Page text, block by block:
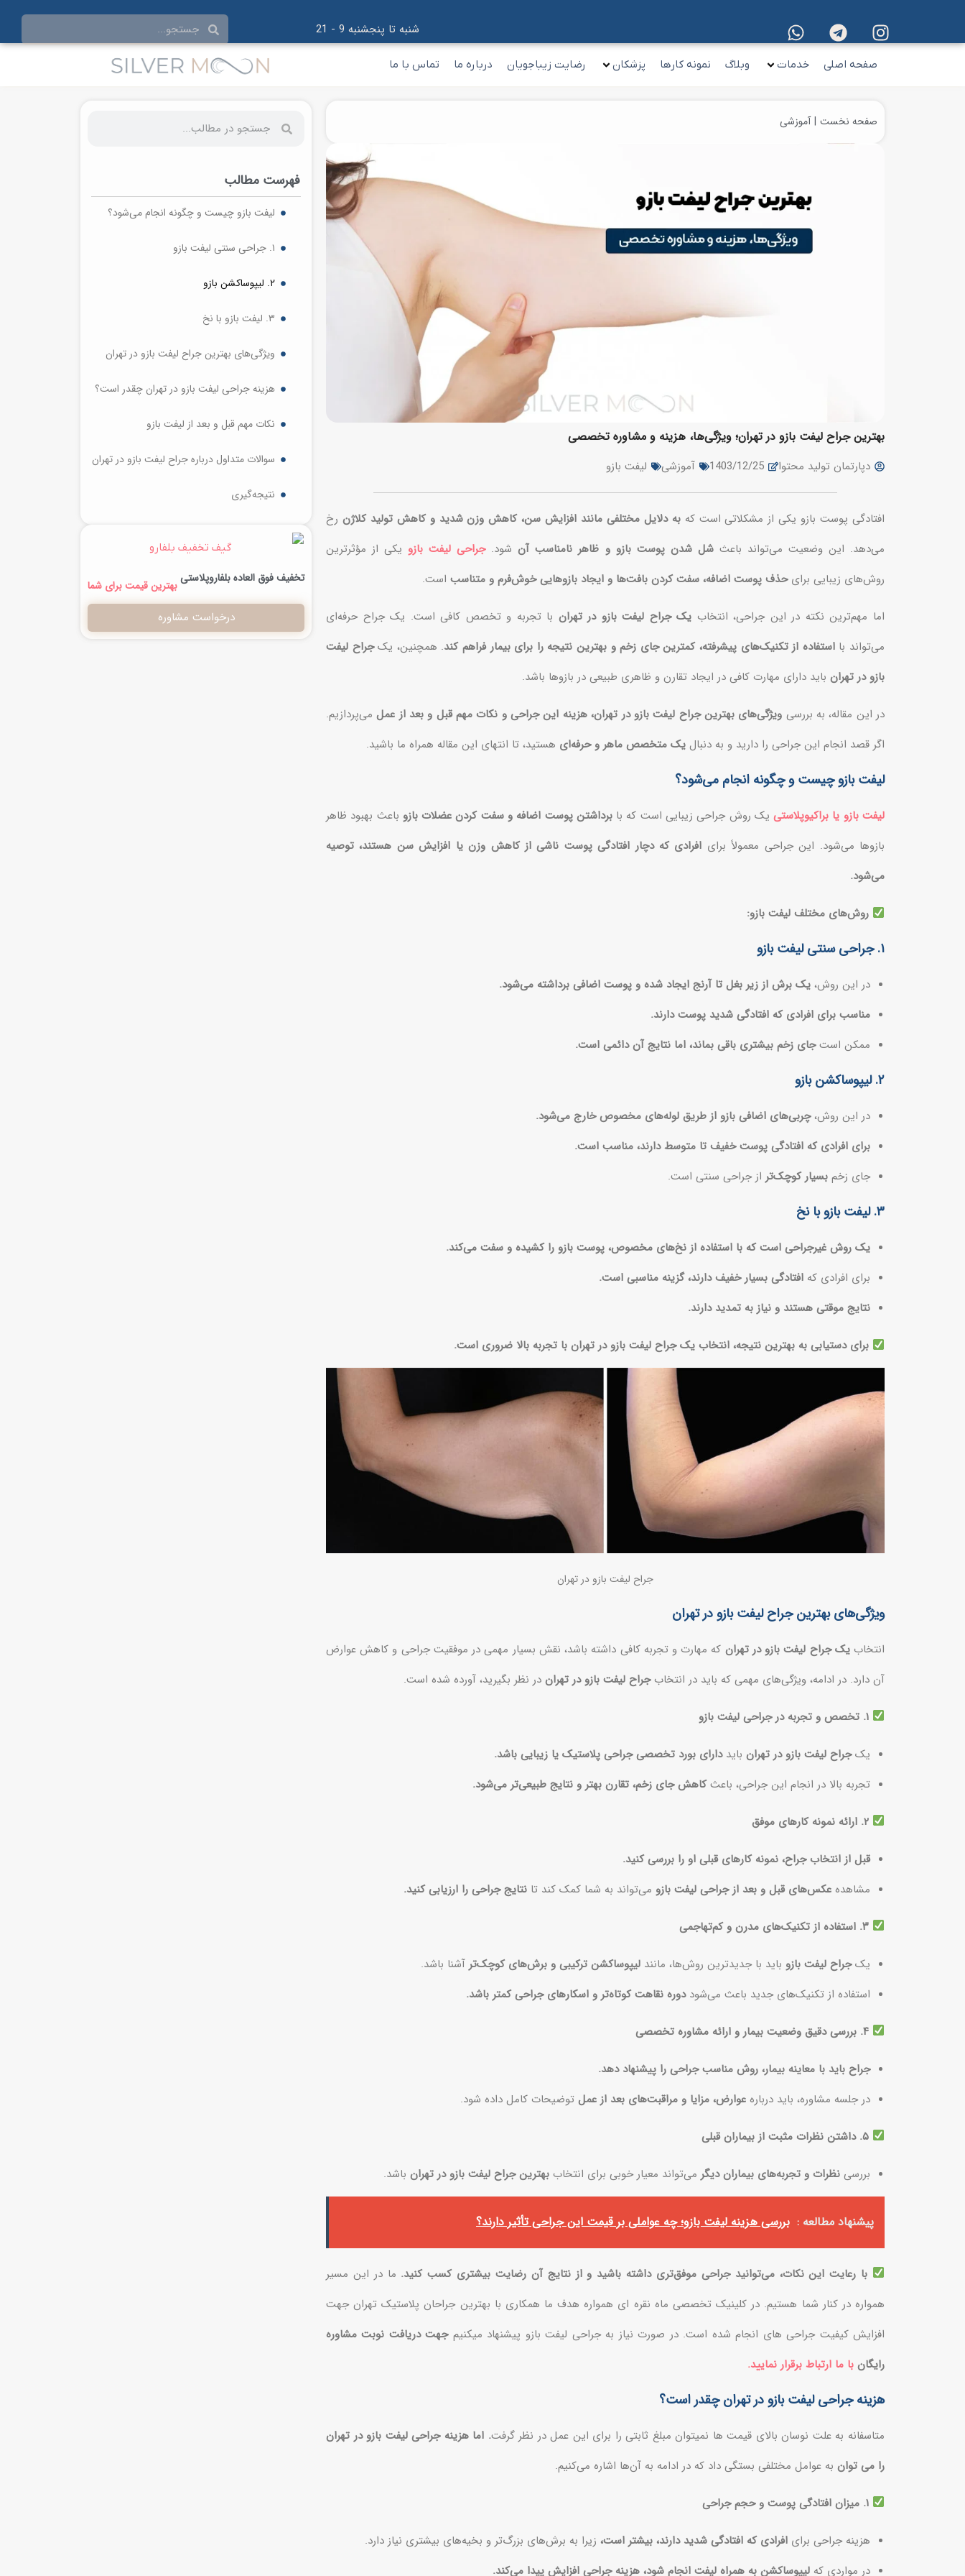
شنبه تا پنجشنبه 9 - 21
صفحه اصلی خدمات وبلاگ نمونه کارها پزشکان رضایت زیباجویان درباره ما تماس با ما
مکان شما:
صفحه نخست آموزشی
بهترین جراح لیفت بازو در تهران؛ ویژگی‌ها، هزینه و مشاوره تخصصی
دپارتمان تولید محتوا 1403/12/25 آموزشی لیفت بازو
افتادگی پوست بازو یکی از مشکلاتی است کهبه دلایل مختلفی مانند افزایش سن، کاهش وزن شدید و کاهش تولید کلاژن رخ
می‌دهد. این وضعیت می‌تواند باعثشل شدن پوست بازو و ظاهر نامناسب آنشود.جراحی لیفت بازویکی از مؤثرترین
روش‌های زیبایی برایحذف پوست اضافه، سفت کردن بافت‌ها و ایجاد بازوهایی خوش‌فرم و متناسب است.
اما مهم‌ترین نکته در این جراحی، انتخاب یک جراح لیفت بازو در تهران با تجربه و تخصص کافی است. یک جراح حرفه‌ای
می‌تواند بااستفاده از تکنیک‌های پیشرفته، کمترین جای زخم و بهترین نتیجه را برای بیمار فراهم کند. همچنین، یکجراح لیفت
بازو در تهران باید دارای مهارت کافی در ایجاد تقارن و ظاهری طبیعی در بازوها باشد.
در این مقاله، به بررسی ویژگی‌های بهترین جراح لیفت بازو در تهران، هزینه این جراحی و نکات مهم قبل و بعد از عملمی‌پردازیم.
اگر قصد انجام این جراحی را دارید و به دنبال یک متخصص ماهر و حرفه‌ای هستید، تا انتهای این مقاله همراه ما باشید.
لیفت بازو چیست و چگونه انجام می‌شود؟
لیفت بازو یا براکیوپلاستییک روش جراحی زیبایی است که بابرداشتن پوست اضافه و سفت کردن عضلات بازو باعث بهبود ظاهر
بازوها می‌شود. این جراحی معمولاً برای افرادی که دچار افتادگی پوست ناشی از کاهش وزن یا افزایش سن هستند، توصیه
می‌شود.
روش‌های مختلف لیفت بازو:
۱. جراحی سنتی لیفت بازو
در این روش، یک برش از زیر بغل تا آرنج ایجاد شده و پوست اضافی برداشته می‌شود.
مناسب برای افرادی که افتادگی شدید پوست دارند.
ممکن استجای زخم بیشتری باقی بماند، اما نتایج آن دائمی است.
۲. لیپوساکشن بازو
در این روش،چربی‌های اضافی بازو از طریق لوله‌های مخصوص خارج می‌شود.
برای افرادی که افتادگی پوست خفیف تا متوسط دارند، مناسب است.
جای زخم بسیار کوچک‌تر از جراحی سنتی است.
۳. لیفت بازو با نخ
یک روش غیرجراحی است که با استفاده از نخ‌های مخصوص، پوست بازو را کشیده و سفت می‌کند.
برای افرادی که افتادگی بسیار خفیف دارند، گزینه مناسبی است.
نتایج موقتی هستند و نیاز به تمدید دارند.
برای دستیابی به بهترین نتیجه، انتخاب یک جراح لیفت بازو در تهران با تجربه بالا ضروری است.
جراح لیفت بازو در تهران
ویژگی‌های بهترین جراح لیفت بازو در تهران
انتخابیک جراح لیفت بازو در تهران که مهارت و تجربه کافی داشته باشد، نقش بسیار مهمی در موفقیت جراحی و کاهش عوارض
آن دارد. در ادامه، ویژگی‌های مهمی که باید در انتخابجراح لیفت بازو در تهران در نظر بگیرید، آورده شده است.
۱. تخصص و تجربه در جراحی لیفت بازو
یکجراح لیفت بازو در تهران بایددارای بورد تخصصی جراحی پلاستیک یا زیبایی باشد.
تجربه بالا در انجام این جراحی، باعثکاهش جای زخم، تقارن بهتر و نتایج طبیعی‌تر می‌شود.
۲. ارائه نمونه کارهای موفق
قبل از انتخاب جراح، نمونه کارهای قبلی او را بررسی کنید.
مشاهده عکس‌های قبل و بعد از جراحی لیفت بازو می‌تواند به شما کمک کند تا نتایج جراحی را ارزیابی کنید.
۳. استفاده از تکنیک‌های مدرن و کم‌تهاجمی
یکجراح لیفت بازو باید با جدیدترین روش‌ها، مانند لیپوساکشن ترکیبی و برش‌های کوچک‌تر آشنا باشد.
استفاده از تکنیک‌های جدید باعث می‌شوددوره نقاهت کوتاه‌تر و اسکارهای جراحی کمتر باشد.
۴. بررسی دقیق وضعیت بیمار و ارائه مشاوره تخصصی
جراح باید با معاینه بیمار، روش مناسب جراحی را پیشنهاد دهد.
در جلسه مشاوره، باید درباره عوارض، مزایا و مراقبت‌های بعد از عمل توضیحات کامل داده شود.
۵. داشتن نظرات مثبت از بیماران قبلی
بررسی نظرات و تجربه‌های بیماران دیگر می‌تواند معیار خوبی برای انتخاب بهترین جراح لیفت بازو در تهران باشد.
پیشنهاد مطالعه : بررسی هزینه لیفت بازو؛ چه عواملی بر قیمت این جراحی تأثیر دارند؟
با رعایت این نکات، می‌توانید جراحی موفق‌تری داشته باشید و از نتایج آن رضایت بیشتری کسب کنید. ما در این مسیر
همواره در کنار شما هستیم. در کلینیک تخصصی ماه نقره ای همواره هدف ما همکاری با بهترین جراحان پلاستیک تهران جهت
افزایش کیفیت جراحی های انجام شده است. در صورت نیاز به جراحی لیفت بازو پیشنهاد میکنیمجهت دریافت نوبت مشاوره
رایگان با ما ارتباط برقرار نمایید.
هزینه جراحی لیفت بازو در تهران چقدر است؟
متاسفانه به علت نوسان بالای قیمت ها نمیتوان مبلغ ثابتی را برای این عمل در نظر گرفت. اما هزینه جراحی لیفت بازو در تهران
را می توان به عوامل مختلفی بستگی داد که در ادامه به آن‌ها اشاره می‌کنیم.
۱. میزان افتادگی پوست و حجم جراحی
هزینه جراحی برای افرادی که افتادگی شدید دارند، بیشتر است، زیرا به برش‌های بزرگ‌تر و بخیه‌های بیشتری نیاز دارد.
در مواردی که لیپوساکشن به همراه لیفت انجام شود، هزینه جراحی افزایش پیدا می‌کند.
فهرست مطالب
لیفت بازو چیست و چگونه انجام می‌شود؟
۱. جراحی سنتی لیفت بازو
۲. لیپوساکشن بازو
۳. لیفت بازو با نخ
ویژگی‌های بهترین جراح لیفت بازو در تهران
هزینه جراحی لیفت بازو در تهران چقدر است؟
نکات مهم قبل و بعد از لیفت بازو
سوالات متداول درباره جراح لیفت بازو در تهران
نتیجه‌گیری
تخفیف فوق العاده بلفاروپلاستیبهترین قیمت برای شما
درخواست مشاوره